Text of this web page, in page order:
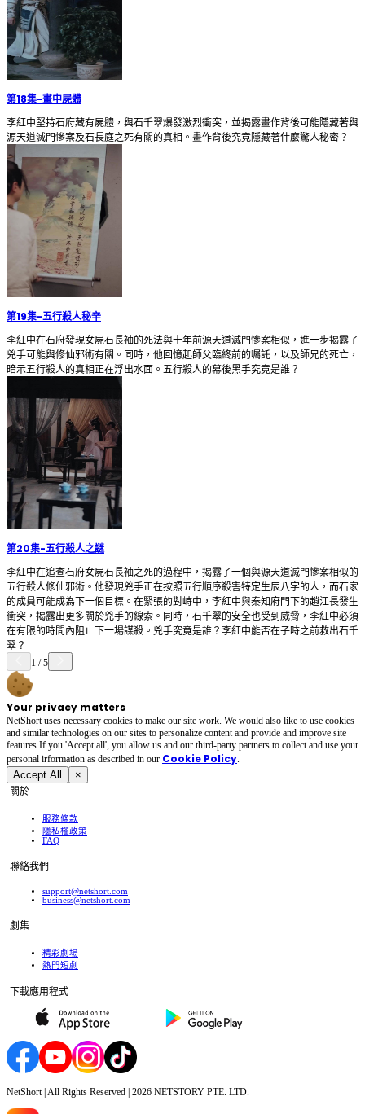
第18集-畫中屍體
李紅中堅持石府藏有屍體，與石千翠爆發激烈衝突，並揭露畫作背後可能隱藏著與
源天道滅門慘案及石長庭之死有關的真相。畫作背後究竟隱藏著什麼驚人秘密？
第19集-五行殺人秘辛
李紅中在石府發現女屍石長袖的死法與十年前源天道滅門慘案相似，進一步揭露了
兇手可能與修仙邪術有關。同時，他回憶起師父臨終前的囑託，以及師兄的死亡，
暗示五行殺人的真相正在浮出水面。五行殺人的幕後黑手究竟是誰？
第20集-五行殺人之謎
李紅中在追查石府女屍石長袖之死的過程中，揭露了一個與源天道滅門慘案相似的
五行殺人修仙邪術。他發現兇手正在按照五行順序殺害特定生辰八字的人，而石家
的成員可能成為下一個目標。在緊張的對峙中，李紅中與秦知府門下的趙江長發生
衝突，揭露出更多關於兇手的線索。同時，石千翠的安全也受到威脅，李紅中必須
在有限的時間內阻止下一場謀殺。兇手究竟是誰？李紅中能否在子時之前救出石千
翠？
1 /5
Your privacy matters
NetShort uses necessary cookies to make our site work. We would also like to use cookies
and similar technologies on our sites to personalize content and provide and improve site
features.If you 'Accept all', you allow us and our third-party partners to collect and use your
personal irformation as described in our Cookie Policy.
Accept All ×
關於
服務條款
隱私權政策
FAQ
聯絡我們
support@netshort.com
business@netshort.com
劇集
精彩劇場
熱門短劇
下載應用程式
NetShort | All Rights Reserved | 2026 NETSTORY PTE. LTD.